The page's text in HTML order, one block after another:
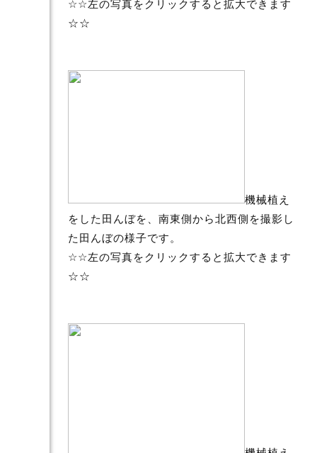
☆☆左の写真をクリックすると拡大できます
☆☆
機械植え
をした田んぼを、南東側から北西側を撮影し
た田んぼの様子です。
☆☆左の写真をクリックすると拡大できます
☆☆